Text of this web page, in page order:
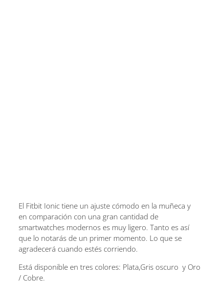
El Fitbit Ionic tiene un ajuste cómodo en la muñeca y
en comparación con una gran cantidad de
smartwatches modernos es muy ligero. Tanto es así
que lo notarás de un primer momento. Lo que se
agradecerá cuando estés corriendo.
Está disponible en tres colores: Plata,Gris oscuro y Oro
/ Cobre.